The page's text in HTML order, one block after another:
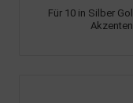
Für 10 in Silber